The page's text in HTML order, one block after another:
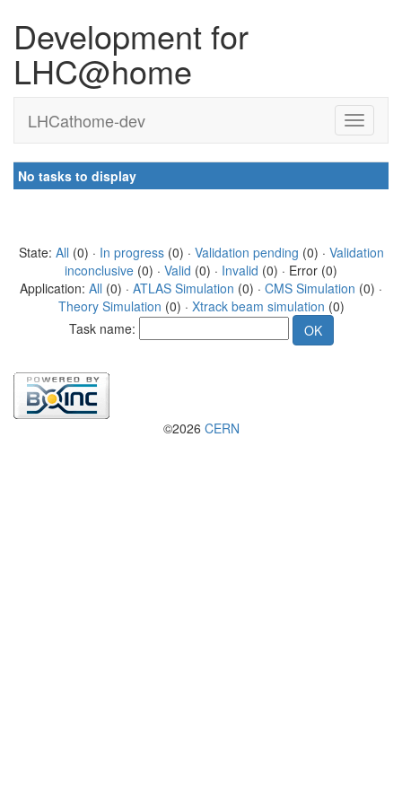
Development for
LHC@home
LHCathome-dev
No tasks to display
State: All (0) · In progress(0) · Validation pending (0) · Validation
inconclusive (0) · Valid (0) · Invalid (0) · Error (0)
Application: All (0) · ATLAS Simulation (0) · CMS Simulation (0) ·
Theory Simulation (0) · Xtrack beam simulation (0)
Task name:
©2026 CERN